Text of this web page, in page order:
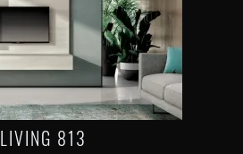
LIVING 813